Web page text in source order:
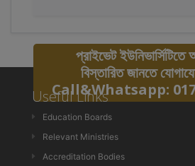
প্রাইভেট ইউনিভার্সিটিতে
বিস্তারিত জানতে
Call&Whatsapp:
Useful Links
Education Boards
Relevant Ministries
Accreditation Bodies